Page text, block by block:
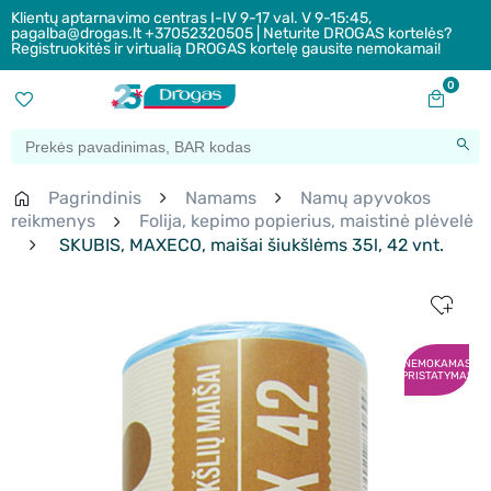
Klientų aptarnavimo centras I-IV 9-17 val. V 9-15:45,
pagalba@drogas.lt +37052320505 | Neturite DROGAS kortelės?
Registruokitės ir virtualią DROGAS kortelę gausite nemokamai!
0
Pagrindinis Namams
Namų apyvokos
reikmenys
Folija, kepimo popierius, maistinė plėvelė
SKUBIS, MAXECO, maišai šiukšlėms 35l, 42 vnt.
NEMOKAMAS
PRISTATYMAS